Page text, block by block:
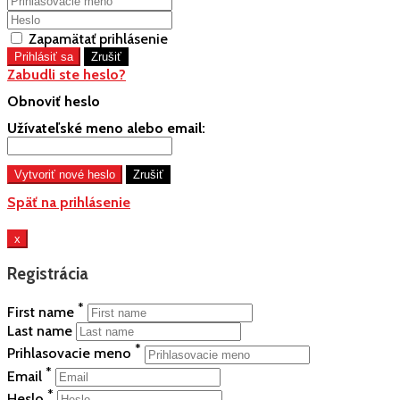
Zapamätať prihlásenie
Zabudli ste heslo?
Obnoviť heslo
Užívateľské meno alebo email:
Späť na prihlásenie
x
Registrácia
First name *
Last name
Prihlasovacie meno *
Email *
*